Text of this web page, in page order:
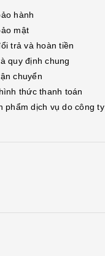
hành
mật
trả và hoàn tiền
quy định chung
chuyển
thức thanh toán
phẩm dịch vụ do công ty